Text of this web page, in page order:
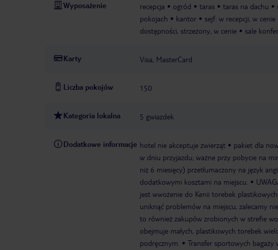
Wyposażenie recepcja ogród taras taras na dachu
pokojach
kantor sejf: w recepcji, w cenie
dostępności, strzeżony, w cenie
sale
Karty Visa, MasterCard
Liczba pokojów 150
Kategoria lokalna 5 gwiazdek
Dodatkowe informacje hotel nie akceptuje zwierząt
pakiet dla
w dniu przyjazdu; ważne przy pobycie na
niż 6 miesięcy) przetłumaczony na język
dodatkowymi kosztami na miejscu.
jest wwożenie do Kenii torebek
uniknąć problemów na miejscu, zalecamy
to również zakupów zrobionych w strefie
obejmuje małych, plastikowych torebek
podręcznym.
Transfer sportowych